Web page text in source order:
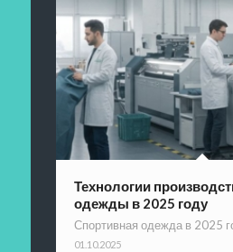
Технологии
одежды в 2025 году
Спортивная одежда в 2025
01.10.2025